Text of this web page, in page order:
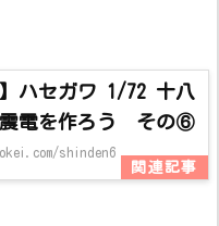
】ハセガワ 1/72 十八
電を作ろう その⑥
shinden6